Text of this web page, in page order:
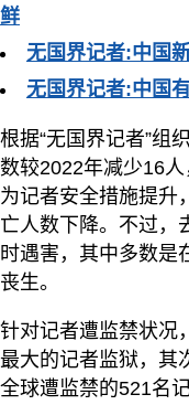
鲜
无国界记者:中国
无国界记者:中国
根据“无国界记者”组
数较2022年减少16
为记者安全措施提升
亡人数下降。不过，
时遇害，其中多数是
丧生。
针对记者遭监禁状况
最大的记者监狱，其
全球遭监禁的521名